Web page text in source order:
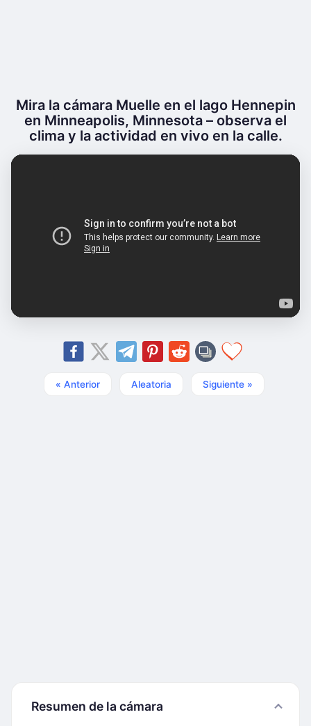
Mira la cámara Muelle en el lago Hennepin
en Minneapolis, Minnesota – observa el
clima y la actividad en vivo en la calle.
« Anterior Aleatoria Siguiente »
Resumen de la cámara